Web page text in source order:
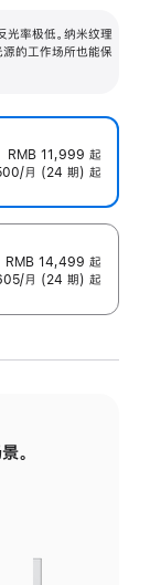
光率极低。纳米纹理
源的工作场所也能保
RMB 11,999 起
月 (24 期) 起
RMB 14,499 起
月 (24 期) 起
。